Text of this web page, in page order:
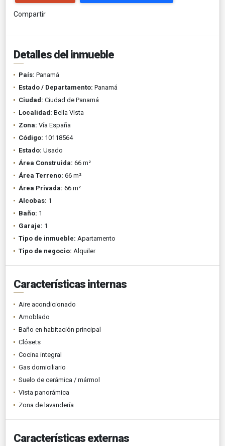
Compartir
Detalles del inmueble
País: Panamá
Estado / Departamento: Panamá
Ciudad: Ciudad de Panamá
Localidad: Bella Vista
Zona: Vía España
Código: 10118564
Estado: Usado
Área Construida: 66 m²
Área Terreno: 66 m²
Área Privada: 66 m²
Alcobas: 1
Baño: 1
Garaje: 1
Tipo de inmueble: Apartamento
Tipo de negocio: Alquiler
Características internas
Aire acondicionado
Amoblado
Baño en habitación principal
Clósets
Cocina integral
Gas domiciliario
Suelo de cerámica / mármol
Vista panorámica
Zona de lavandería
Características externas